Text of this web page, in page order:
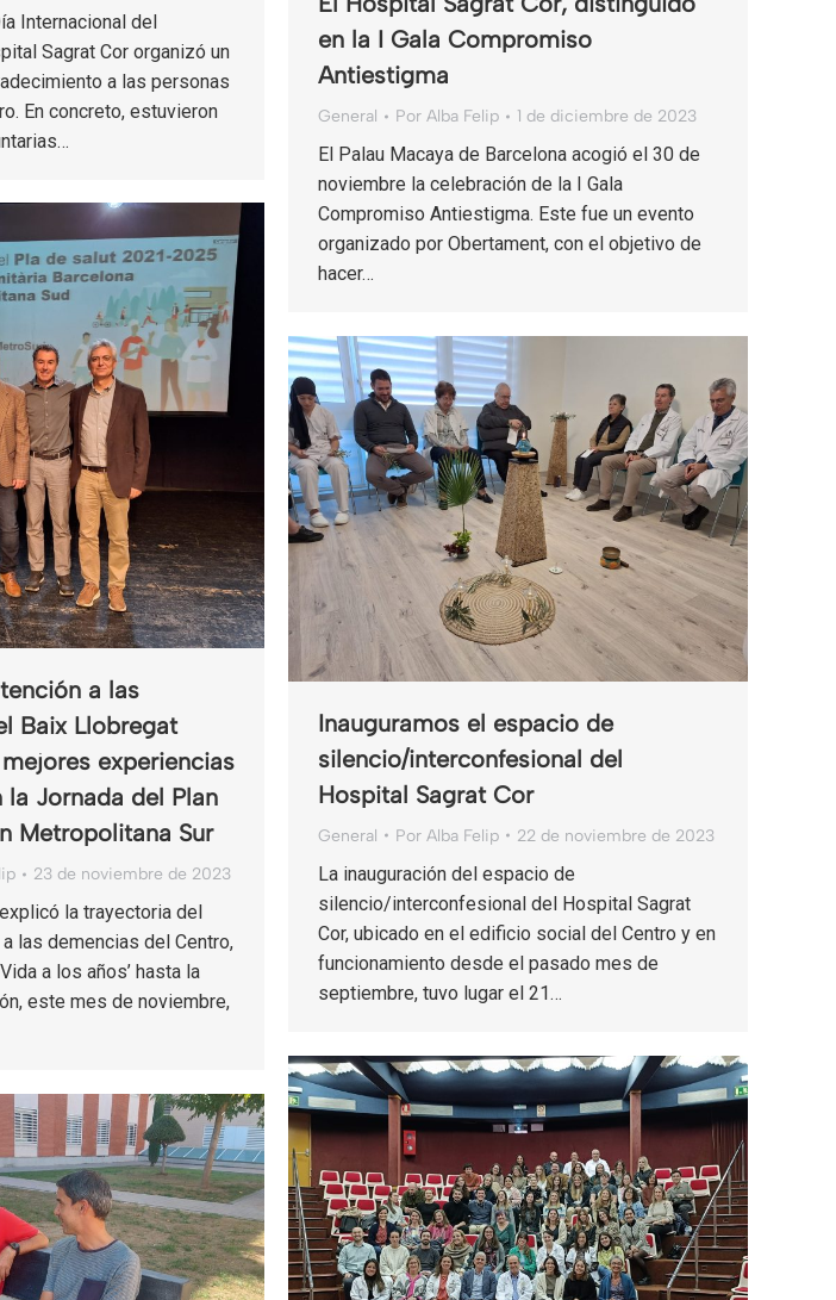
Internacional del
Sagrat Cor organizó un
a las personas
En concreto, estuvieron
en la I Gala Compromiso
Antiestigma
General Por Alba Felip 1 de diciembre de 2023
El Palau Macaya de Barcelona acogió el 30 de
noviembre la celebración de la I Gala
Compromiso Antiestigma. Este fue un evento
organizado por Obertament, con el objetivo de
hacer…
a las
Baix Llobregat
experiencias
la Jornada del Plan
Metropolitana Sur
23 de noviembre de 2023
la trayectoria del
las demencias del Centro,
a los años’ hasta la
este mes de noviembre,
Inauguramos el espacio de
silencio/interconfesional del
Hospital Sagrat Cor
General Por Alba Felip 22 de noviembre de 2023
La inauguración del espacio de
silencio/interconfesional del Hospital Sagrat
Cor, ubicado en el edificio social del Centro y en
funcionamiento desde el pasado mes de
septiembre, tuvo lugar el 21…